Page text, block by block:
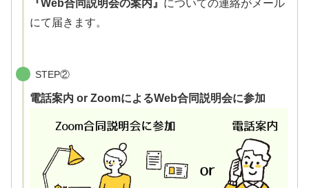
『Web合同説明会の案内』 についての連絡がメール
にて届きます。
STEP②
電話案内 or ZoomによるWeb合同説明会に参加